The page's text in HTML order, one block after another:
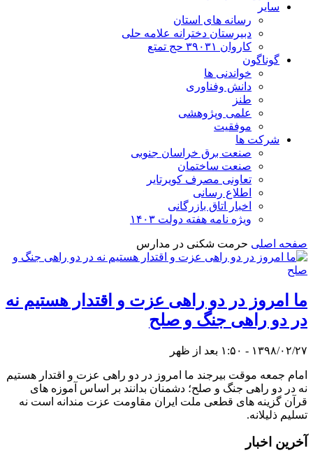
سایر
رسانه های استان
دبیرستان دخترانه علامه حلی
کاروان ۳۹۰۳۱ حج تمتع
گوناگون
خواندنی ها
دانش وفناوری
طنز
علمی وپژوهشی
موفقیت
شرکت ها
صنعت برق خراسان جنوبی
صنعت ساختمان
تعاونی مصرف کویرتایر
اطلاع رسانی
اخبار اتاق بازرگانی
ویژه نامه هفته دولت ۱۴۰۳
صفحه اصلی حرمت شکنی در مدارس
ما امروز در دو راهی عزت و اقتدار هستیم نه
در دو راهی جنگ و صلح
۱۳۹۸/۰۲/۲۷ - ۱:۵۰ بعد از ظهر
امام جمعه موقت بیرجند ما امروز در دو راهی عزت و اقتدار هستیم
نه در دو راهی جنگ و صلح؛ دشمنان بدانند بر اساس آموزه های
قرآن گزینه های قطعی ملت ایران مقاومت عزت مندانه است نه
تسلیم ذلیلانه.
آخرین اخبار